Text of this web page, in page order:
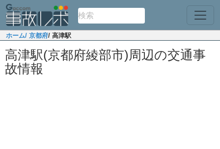
ホーム/ 京都府/ 高津駅
高津駅(京都府綾部市)周辺の交通事
故情報